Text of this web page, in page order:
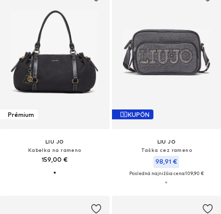
Prémium
LIU JO
Kabelka na rameno
159,00 €
KUPÓN
LIU JO
Taška cez rameno
98,91 €
Posledná najnižšia cena:109,90 €